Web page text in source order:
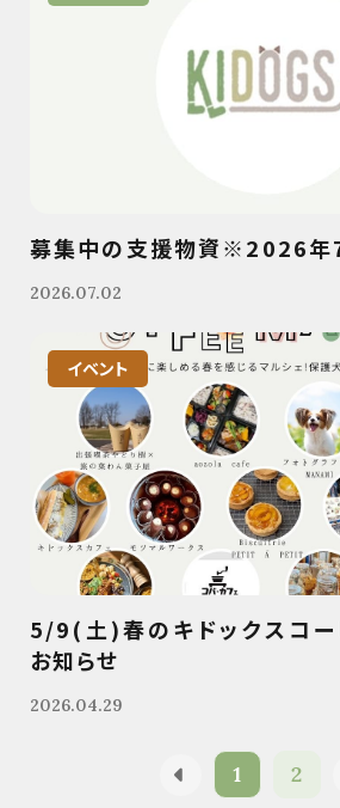
募集中の支援物資※2026年
2026.07.02
イベント
5/9(土)春のキドックスコー
お知らせ
2026.04.29
1 2